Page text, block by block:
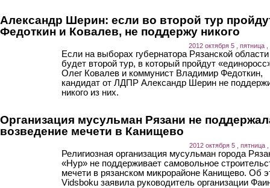
Александр Шерин: если во второй тур
Федоткин и Ковалев, не поддержу никого
2012 октября 5 , пятница ,
Если на выборах губернатора Рязанской области
будет второй тур, в который пройдут
Олег Ковалев и коммунист Владимир Федоткин,
кандидат от ЛДПР Александр Шерин не
никого из них.
Организация мусульман Рязани не
возведение мечети в Канищево
2012 октября 5 , пятница ,
Религиозная организация мусульман города
«Нур» не поддерживает самовольное
мечети в рязанском микрорайоне Канищево. Об
Vidsboku заявила руководитель организации